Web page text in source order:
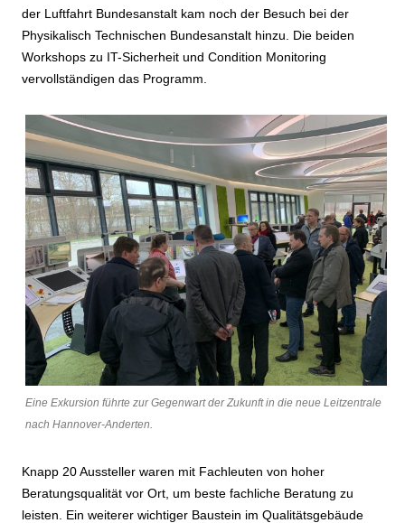
der Luftfahrt Bundesanstalt kam noch der Besuch bei der
Physikalisch Technischen Bundesanstalt hinzu. Die beiden
Workshops zu IT-Sicherheit und Condition Monitoring
vervollständigen das Programm.
Eine Exkursion führte zur Gegenwart der Zukunft in die neue Leitzentrale
nach Hannover-Anderten.
Knapp 20 Aussteller waren mit Fachleuten von hoher
Beratungsqualität vor Ort, um beste fachliche Beratung zu
leisten. Ein weiterer wichtiger Baustein im Qualitätsgebäude